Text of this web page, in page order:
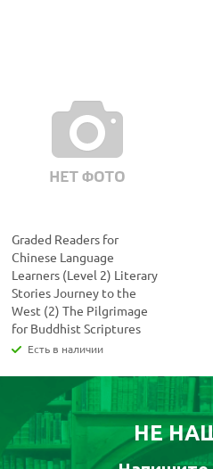
Graded Readers for
Chinese Language
Learners (Level 2) Literary
Stories Journey to the
West (2) The Pilgrimage
for Buddhist Scriptures
Есть в наличии
НЕ